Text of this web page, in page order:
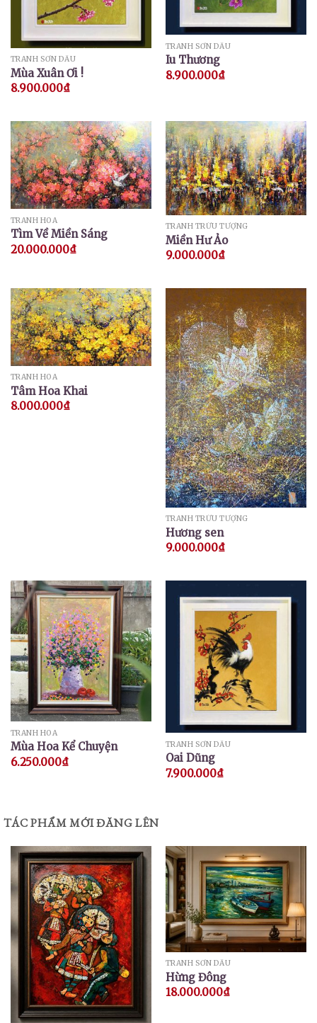
TRANH SƠN DẦU
Mùa Xuân Ơi !
8.900.000₫
TRANH SƠN DẦU
Iu Thương
8.900.000₫
TRANH HOA
Tìm Về Miền Sáng
20.000.000₫
TRANH TRỪU TƯỢNG
Miền Hư Ảo
9.000.000₫
TRANH HOA
Tâm Hoa Khai
8.000.000₫
TRANH TRỪU TƯỢNG
Hương sen
9.000.000₫
TRANH HOA
Mùa Hoa Kể Chuyện
6.250.000₫
TRANH SƠN DẦU
Oai Dũng
7.900.000₫
TÁC PHẨM MỚI ĐĂNG LÊN
TRANH SƠN DẦU
Hừng Đông
18.000.000₫